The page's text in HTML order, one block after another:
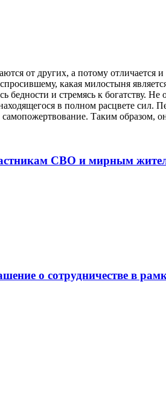
от других, а потому
какая милостыня
и стремясь к богатству.
в полном расцвете
Таким образом,
СВО и мирным
о сотрудничестве в